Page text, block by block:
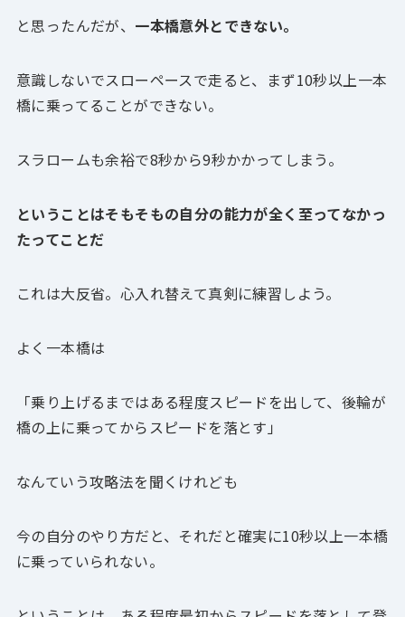
と思ったんだが、 一本橋意外とできない。
意識しないでスローペースで走ると、まず10秒以上一本
橋に乗ってることができない。
スラロームも余裕で8秒から9秒かかってしまう。
ということはそもそもの自分の能力が全く至ってなかっ
たってことだ
これは大反省。心入れ替えて真剣に練習しよう。
よく一本橋は
「乗り上げるまではある程度スピードを出して、後輪が
橋の上に乗ってからスピードを落とす」
なんていう攻略法を聞くけれども
今の自分のやり方だと、それだと確実に10秒以上一本橋
に乗っていられない。